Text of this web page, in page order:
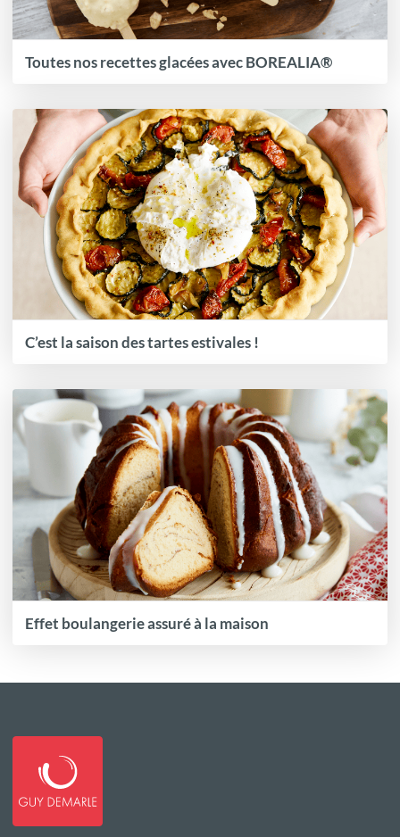
Toutes nos recettes glacées avec BOREALIA®
C’est la saison des tartes estivales !
Effet boulangerie assuré à la maison